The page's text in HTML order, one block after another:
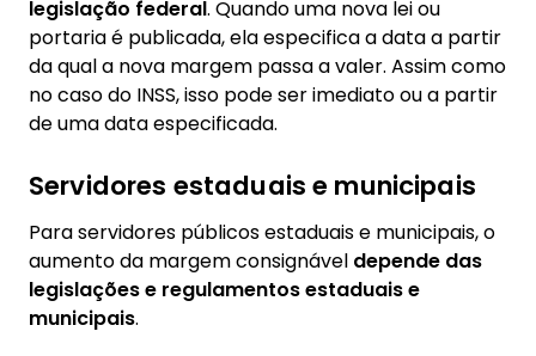
legislação federal. Quando uma nova lei ou
portaria é publicada, ela especifica a data a partir
da qual a nova margem passa a valer. Assim como
no caso do INSS, isso pode ser imediato ou a partir
de uma data especificada.
Servidores estaduais e municipais
Para servidores públicos estaduais e municipais, o
aumento da margem consignável depende das
legislações e regulamentos estaduais e
municipais.